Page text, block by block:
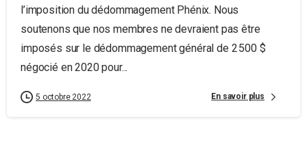
l’imposition du dédommagement Phénix. Nous
soutenons que nos membres ne devraient pas être
imposés sur le dédommagement général de 2 500 $
négocié en 2020 pour...
5 octobre 2022 En savoir plus